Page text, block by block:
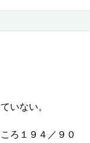
いない。
ろ１９４／９０